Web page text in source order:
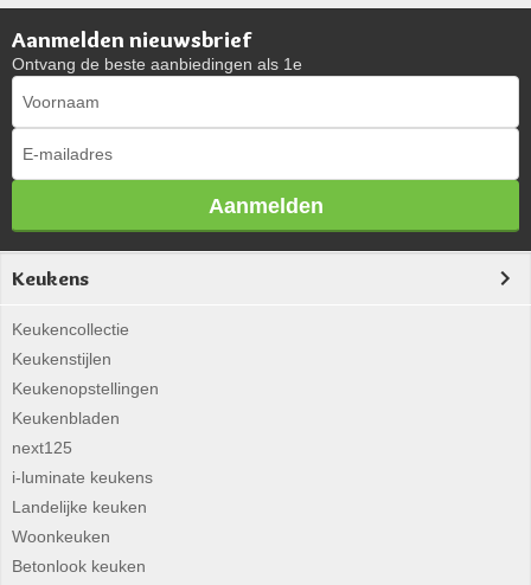
Aanmelden nieuwsbrief
Ontvang de beste aanbiedingen als 1e
Aanmelden
Keukens
Keukencollectie
Keukenstijlen
Keukenopstellingen
Keukenbladen
next125
i-luminate keukens
Landelijke keuken
Woonkeuken
Betonlook keuken